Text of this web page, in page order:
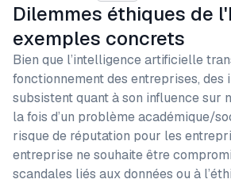
Dilemmes éthiques de
exemples concrets
Bien que l’intelligence artificielle
fonctionnement des entreprises, des
subsistent quant à son influence sur
la fois d’un problème académique/
risque de réputation pour les
entreprise ne souhaite être
scandales liés aux données ou à